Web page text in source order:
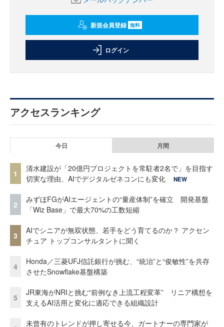
新規会員登録 無料
ログイン
アクセスランキング
今日 月間
1
清水建設が「20億円プロジェクトを常駐者2名で」を目指す
切実な理由、AIでデジタルゼネコンにも変化
NEW
2
みずほFGがAIエージェントの“量産体制”を確立 開発基盤
「Wiz Base」で最大70%の工数短縮
3
AIでシニアが無双状態、若手をどう育てるのか？ アクセン
チュア トップコンサルタントに聞く
4
Honda／三菱UFJ信託銀行が挑む、“統治”と“俊敏性”を共存
させたSnowflake基盤構築
5
JR東海がNRIと挑む“前例なき上流工程変革” リニア構想を
支えるAI活用と変化に適応できる組織設計
未曾有のトレンドが押し寄せる今、ガートナーの専門家が